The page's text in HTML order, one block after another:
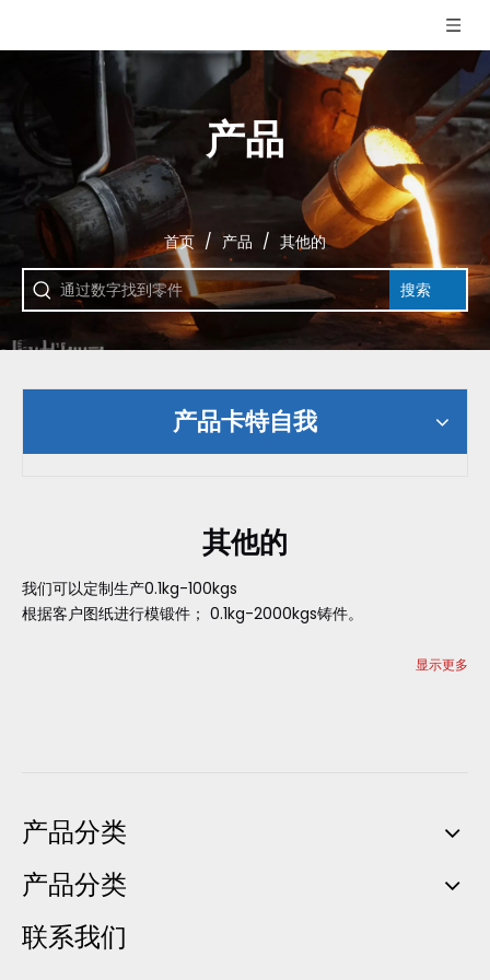
产品
首页 / 产品 / 其他的
搜索
产品卡特自我
其他的
我们可以定制生产0.1kg-100kgs
根据客户图纸进行模锻件； 0.1kg-2000kgs铸件。
显示更多
产品分类
产品分类
联系我们